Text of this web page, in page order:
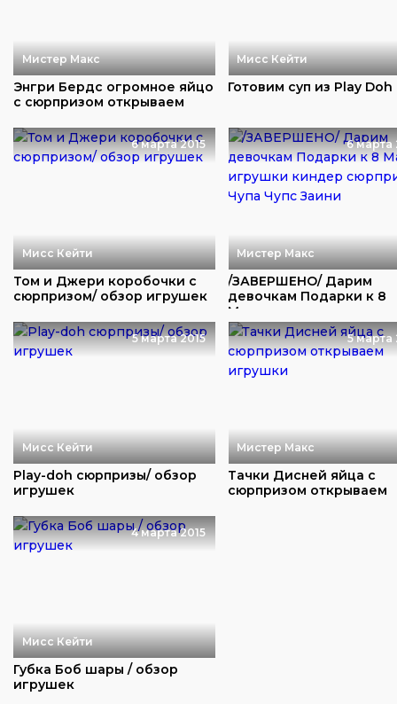
Мистер Макс
Энгри Бердс огромное яйцо
с сюрпризом открываем
Мисс Кейти
Готовим суп из Play Doh
6 марта 2015
Мисс Кейти
Том и Джери коробочки с
сюрпризом/ обзор игрушек
6 марта
Мистер Макс
/ЗАВЕРШЕНО/ Дарим
девочкам Подарки к 8
Марта игрушки киндер
5 марта 2015
Мисс Кейти
Play-doh сюрпризы/ обзор
игрушек
5 марта
Мистер Макс
Тачки Дисней яйца с
сюрпризом открываем
4 марта 2015
Мисс Кейти
Губка Боб шары / обзор
игрушек